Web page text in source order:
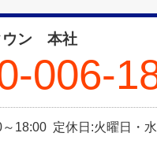
ウン 本社
006-
～18:00 定休日:火曜日・水